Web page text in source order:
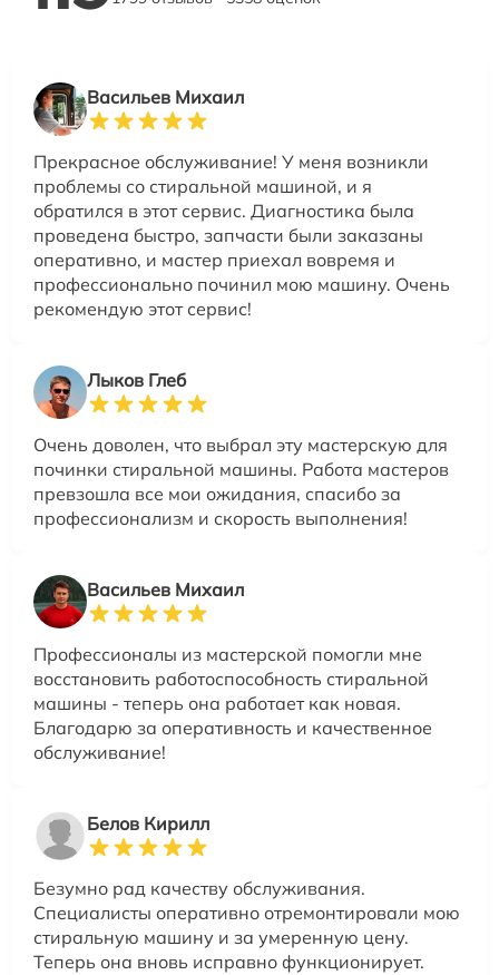
Васильев Михаил
Прекрасное обслуживание! У меня возникли
проблемы со стиральной машиной, и я
обратился в этот сервис. Диагностика была
проведена быстро, запчасти были заказаны
оперативно, и мастер приехал вовремя и
профессионально починил мою машину. Очень
рекомендую этот сервис!
Лыков Глеб
Очень доволен, что выбрал эту мастерскую для
починки стиральной машины. Работа мастеров
превзошла все мои ожидания, спасибо за
профессионализм и скорость выполнения!
Васильев Михаил
Профессионалы из мастерской помогли мне
восстановить работоспособность стиральной
машины - теперь она работает как новая.
Благодарю за оперативность и качественное
обслуживание!
Белов Кирилл
Безумно рад качеству обслуживания.
Специалисты оперативно отремонтировали мою
стиральную машину и за умеренную цену.
Теперь она вновь исправно функционирует.